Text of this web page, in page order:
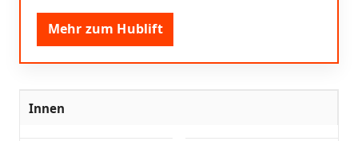
Mehr zum Hublift
Innen